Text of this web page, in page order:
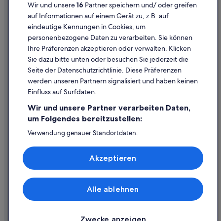
Ferienwohnungen in Afiartis
Karpathos Hotels
Private Ferienhäuser in Karpathos
Haustierfreundliche in Karpathos
Romantische in Karpathos
Gästehäuser in Karpathos
Inhaltsrichtlinien und Melden von Inhalten
Hilfe
Hilfe
Flug stornieren
Rückerstattungsdauer
Expedia-Gutschein einlösen
Internationale Reisedokumente
© 2026 Expedia, Inc., ein Unternehmen der Expedia Group. Alle Rechte
vorbehalten. Expedia und das Expedia-Logo sind Handelsmarken oder
Wir und unsere16 Partner speichern und/ oder greifen
auf Informationen auf einem Gerät zu, z.B. auf
eindeutige Kennungen in Cookies, um
personenbezogene Daten zu verarbeiten. Sie können
Ihre Präferenzen akzeptieren oder verwalten. Klicken
Sie dazu bitte unten oder besuchen Sie jederzeit die
Seite der Datenschutzrichtlinie. Diese Präferenzen
werden unseren Partnern signalisiert und haben keinen
Einfluss auf Surfdaten.
Wir und unsere Partner verarbeiten Daten,
um Folgendes bereitzustellen:
Verwendung genauer Standortdaten.
Speichern von oder Zugriff auf Informationen auf einem
Endgerät. Personalisierte Werbung und Inhalte, Messung
von Werbeleistung und der Performance von Inhalten,
Liste der Partner (Lieferanten)
Alle ablehnen
Akzeptieren